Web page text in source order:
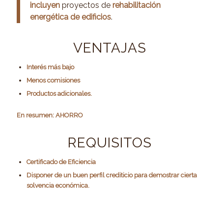
incluyenproyectos de rehabilitación
energética de edificios.
VENTAJAS
Interés más bajo
Menos comisiones
Productos adicionales.
En resumen: AHORRO
REQUISITOS
Certificado de Eficiencia
Disponer de un buen perfil crediticio para demostrar cierta
solvencia económica.